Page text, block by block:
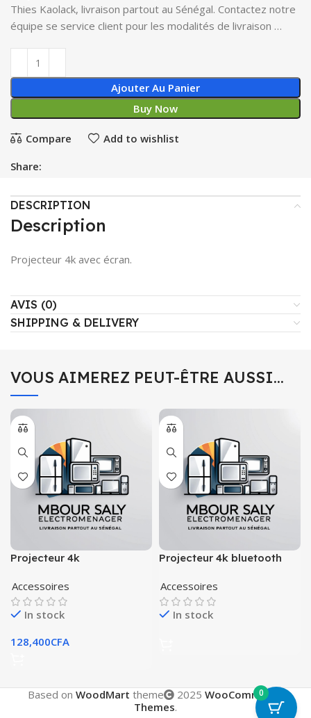
Thies Kaolack, livraison partout au Sénégal. Contactez notre
équipe se service client pour les modalités de livraison …
Ajouter Au Panier
Buy Now
Compare Add to wishlist
Share:
DESCRIPTION
Description
Projecteur 4k avec écran.
AVIS (0)
SHIPPING & DELIVERY
VOUS AIMEREZ PEUT-ÊTRE AUSSI…
Projecteur 4k
Accessoires
In stock
128,400CFA
Projecteur 4k bluetooth
Accessoires
In stock
Based on WoodMart theme 2025 WooCommerce
Themes.
0